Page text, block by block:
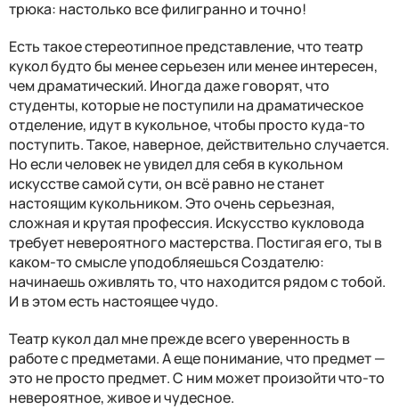
трюка: настолько все филигранно и точно!
Есть такое стереотипное представление, что театр
кукол будто бы менее серьезен или менее интересен,
чем драматический. Иногда даже говорят, что
студенты, которые не поступили на драматическое
отделение, идут в кукольное, чтобы просто куда-то
поступить. Такое, наверное, действительно случается.
Но если человек не увидел для себя в кукольном
искусстве самой сути, он всё равно не станет
настоящим кукольником. Это очень серьезная,
сложная и крутая профессия. Искусство кукловода
требует невероятного мастерства. Постигая его, ты в
каком-то смысле уподобляешься Создателю:
начинаешь оживлять то, что находится рядом с тобой.
И в этом есть настоящее чудо.
Театр кукол дал мне прежде всего уверенность в
работе с предметами. А еще понимание, что предмет —
это не просто предмет. С ним может произойти что-то
невероятное, живое и чудесное.